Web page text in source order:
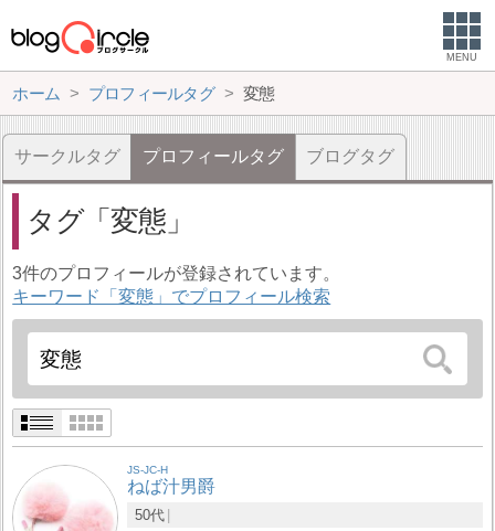
MENU
ホーム プロフィールタグ 変態
サークルタグ プロフィールタグ ブログタグ
タグ 変態
3件のプロフィールが登録されています。
キーワード「変態」でプロフィール検索
JS-JC-H
ねば汁男爵
50代